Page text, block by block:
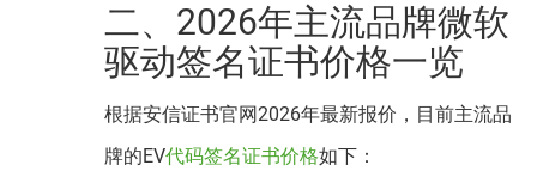
二、2026年主流品牌微软
驱动签名证书价格一览
根据安信证书官网2026年最新报价，目前主流品
牌的EV代码签名证书价格如下：